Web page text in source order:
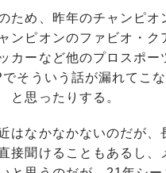
ため、昨年のチャンピオ
ンピオンのファビオ・
カーなど他のプロスポー
でそういう話が漏れてこ
思ったりする。
はなかなかないのだが、
接聞けることもあるし